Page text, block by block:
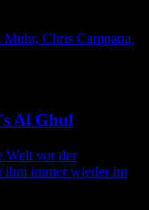
Chris Campana,
Al Ghul
Welt vor der
ihm immer wieder im